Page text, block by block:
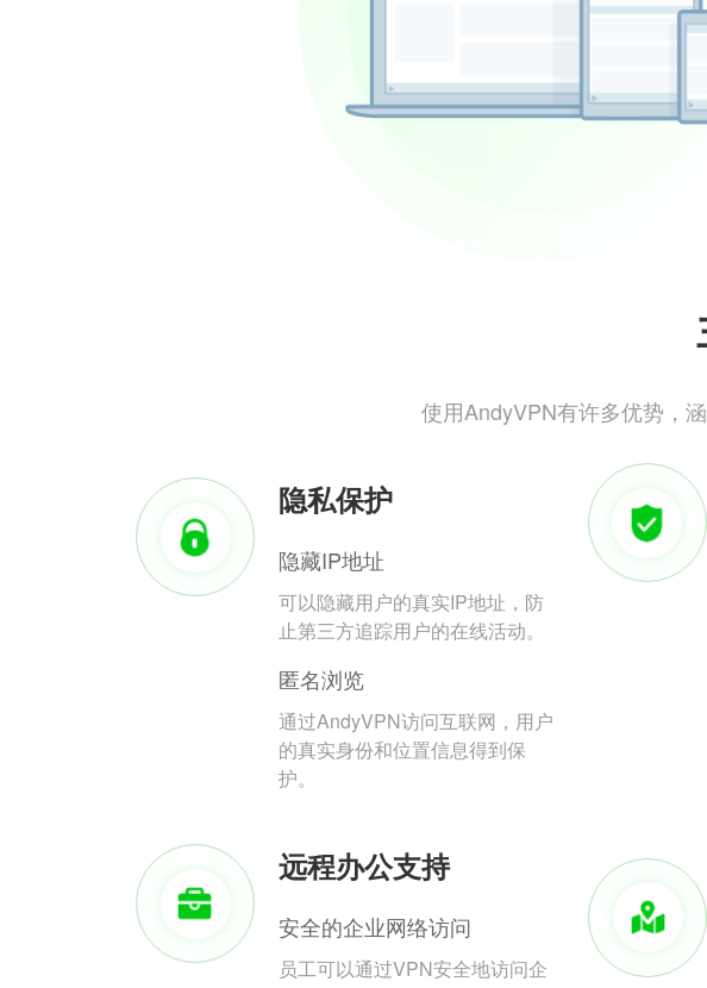
使用AndyVPN有许多优势，
隐私保护
隐藏IP地址
可以隐藏用户的真实IP地址，防
止第三方追踪用户的在线活动。
匿名浏览
通过AndyVPN访问互联网，用户
的真实身份和位置信息得到保
护。
远程办公支持
安全的企业网络访问
员工可以通过VPN安全地访问企